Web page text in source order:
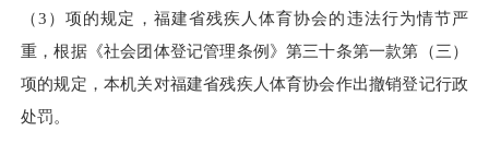
（3）项的规定，福建省残疾人体育协会的违法行为情节严
重，根据《社会团体登记管理条例》第三十条第一款第（三）
项的规定，本机关对福建省残疾人体育协会作出撤销登记行政
处罚。